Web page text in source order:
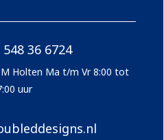
548 36 6724
Holten Ma t/m Vr 8:00 tot
uur